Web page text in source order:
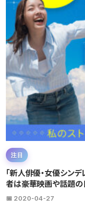
注目
「新人俳優・女優シン
者は豪華映画や話題の
📅 2020-04-27